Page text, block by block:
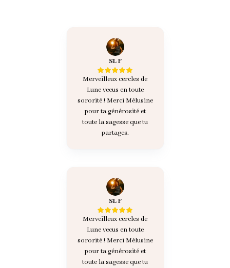
SL F
Merveilleux cercles de
Lune vecus en toute
sororité ! Merci Mélusine
pour ta générosité et
toute la sagesse que tu
partages.
SL F
Merveilleux cercles de
Lune vecus en toute
sororité ! Merci Mélusine
pour ta générosité et
toute la sagesse que tu